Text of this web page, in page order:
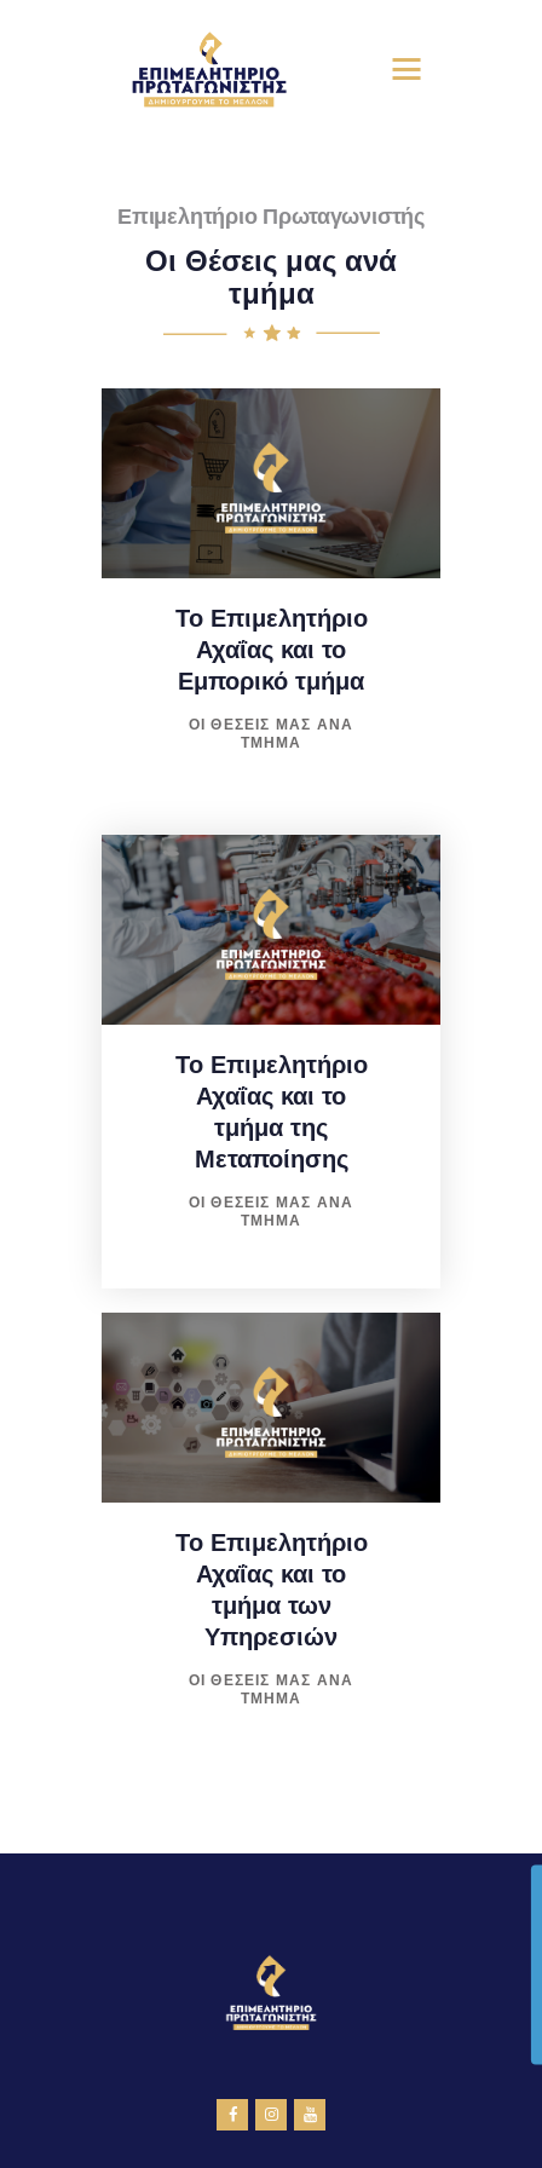
Επιμελητήριο Πρωταγωνιστής
Οι Θέσεις μας ανά
τμήμα
Το Επιμελητήριο
Αχαΐας και το
Εμπορικό τμήμα
ΟΙ ΘΕΣΕΙΣ ΜΑΣ ΑΝΑ
ΤΜΗΜΑ
Το Επιμελητήριο
Αχαΐας και το
τμήμα της
Μεταποίησης
ΟΙ ΘΕΣΕΙΣ ΜΑΣ ΑΝΑ
ΤΜΗΜΑ
Το Επιμελητήριο
Αχαΐας και το
τμήμα των
Υπηρεσιών
ΟΙ ΘΕΣΕΙΣ ΜΑΣ ΑΝΑ
ΤΜΗΜΑ